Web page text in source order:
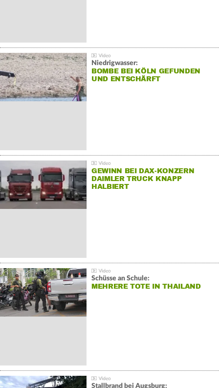
Niedrigwasser:
BOMBE BEI KÖLN GEFUNDEN
UND ENTSCHÄRFT
GEWINN BEI DAX-KONZERN
DAIMLER TRUCK KNAPP
HALBIERT
Schüsse an Schule:
MEHRERE TOTE IN THAILAND
Stallbrand bei Augsburg: